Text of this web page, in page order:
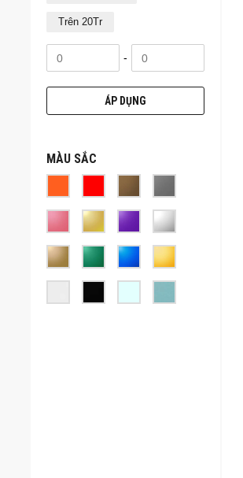
Trên 20Tr
-
ÁP DỤNG
MÀU SẮC